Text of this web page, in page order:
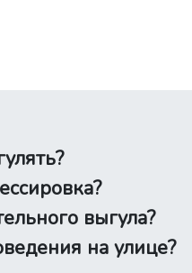
выгула?
на улице?